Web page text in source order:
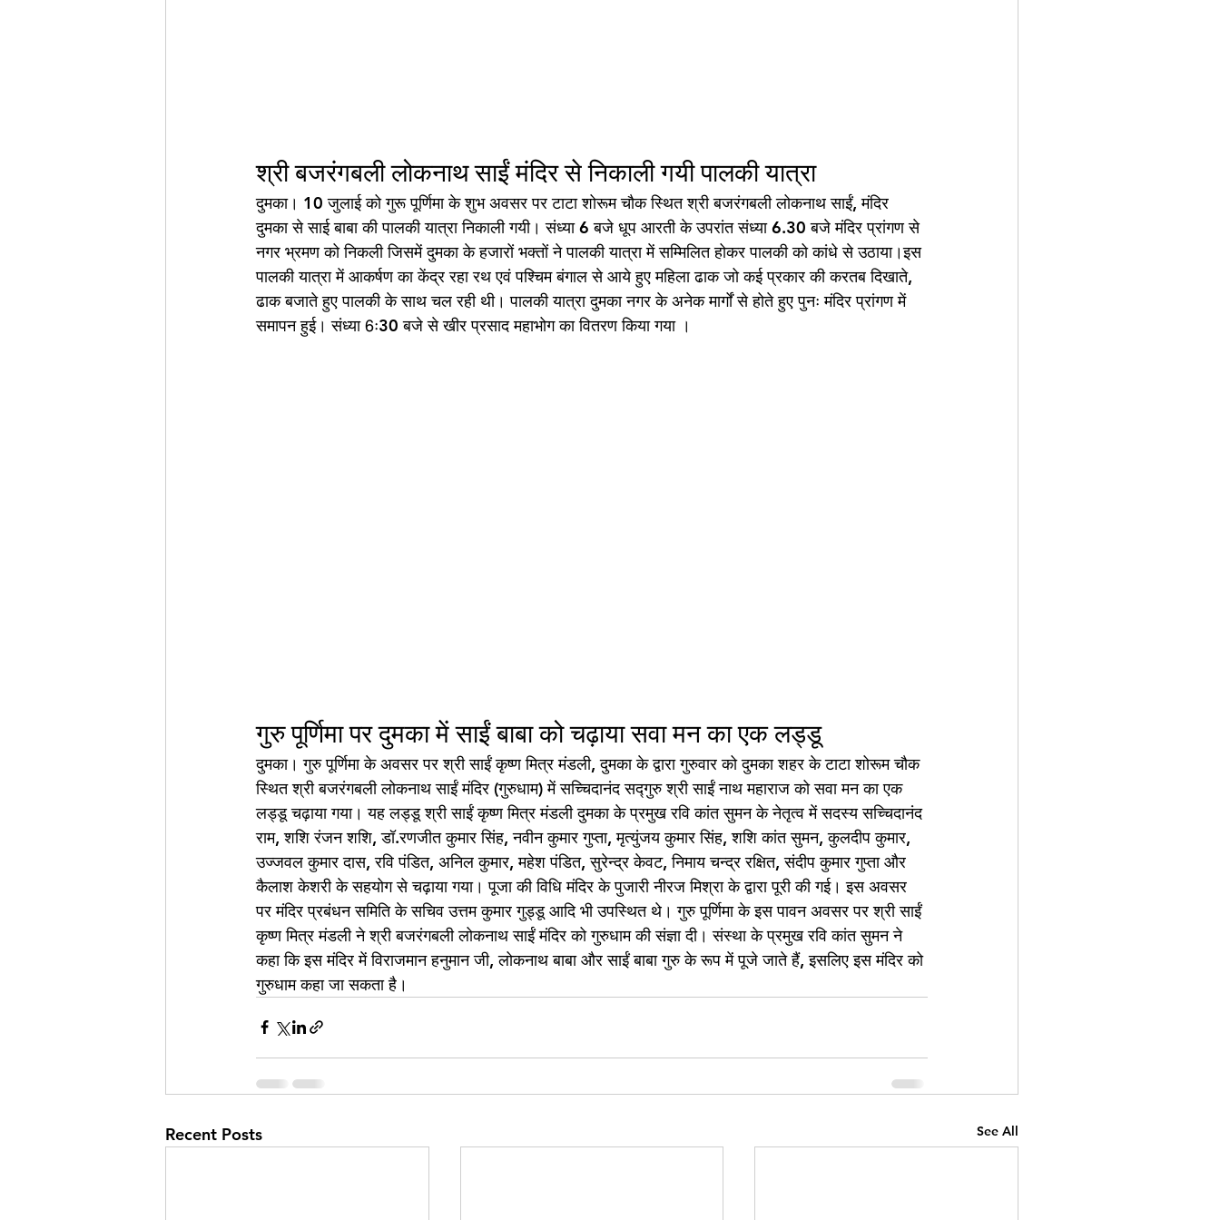
श्री बजरंगबली लोकनाथ साईं मंदिर से निकाली गयी पालकी यात्रा
दुमका। 10 जुलाई को गुरू पूर्णिमा के शुभ अवसर पर टाटा शोरूम चौक स्थित श्री बजरंगबली लोकनाथ साईं, मंदिर
दुमका से साई बाबा की पालकी यात्रा निकाली गयी। संध्या 6 बजे धूप आरती के उपरांत संध्या 6.30 बजे मंदिर प्रांगण से
नगर भ्रमण को निकली जिसमें दुमका के हजारों भक्तों ने पालकी यात्रा में सम्मिलित होकर पालकी को कांधे से उठाया।इस
पालकी यात्रा में आकर्षण का केंद्र रहा रथ एवं पश्चिम बंगाल से आये हुए महिला ढाक जो कई प्रकार की करतब दिखाते,
ढाक बजाते हुए पालकी के साथ चल रही थी। पालकी यात्रा दुमका नगर के अनेक मार्गों से होते हुए पुनः मंदिर प्रांगण में
समापन हुई। संध्या 6ः30 बजे से खीर प्रसाद महाभोग का वितरण किया गया ।
गुरु पूर्णिमा पर दुमका में साईं बाबा को चढ़ाया सवा मन का एक लड्डू
दुमका। गुरु पूर्णिमा के अवसर पर श्री साईं कृष्ण मित्र मंडली, दुमका के द्वारा गुरुवार को दुमका शहर के टाटा शोरूम चौक
स्थित श्री बजरंगबली लोकनाथ साईं मंदिर (गुरुधाम) में सच्चिदानंद सद्गुरु श्री साईं नाथ महाराज को सवा मन का एक
लड्डू चढ़ाया गया। यह लड्डू श्री साईं कृष्ण मित्र मंडली दुमका के प्रमुख रवि कांत सुमन के नेतृत्व में सदस्य सच्चिदानंद
राम, शशि रंजन शशि, डॉ.रणजीत कुमार सिंह, नवीन कुमार गुप्ता, मृत्युंजय कुमार सिंह, शशि कांत सुमन, कुलदीप कुमार,
उज्जवल कुमार दास, रवि पंडित, अनिल कुमार, महेश पंडित, सुरेन्द्र केवट, निमाय चन्द्र रक्षित, संदीप कुमार गुप्ता और
कैलाश केशरी के सहयोग से चढ़ाया गया। पूजा की विधि मंदिर के पुजारी नीरज मिश्रा के द्वारा पूरी की गई। इस अवसर
पर मंदिर प्रबंधन समिति के सचिव उत्तम कुमार गुड्डू आदि भी उपस्थित थे। गुरु पूर्णिमा के इस पावन अवसर पर श्री साईं
कृष्ण मित्र मंडली ने श्री बजरंगबली लोकनाथ साईं मंदिर को गुरुधाम की संज्ञा दी। संस्था के प्रमुख रवि कांत सुमन ने
कहा कि इस मंदिर में विराजमान हनुमान जी, लोकनाथ बाबा और साईं बाबा गुरु के रूप में पूजे जाते हैं, इसलिए इस मंदिर को
गुरुधाम कहा जा सकता है।
Recent Posts See All